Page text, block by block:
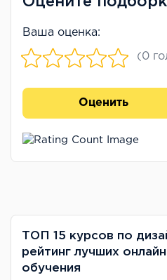
Ваша оценка:
(0
Оценить
ТОП 15 курсов по
рейтинг лучших
обучения